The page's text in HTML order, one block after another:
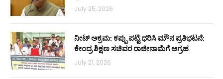
July 25, 2026
ನೀಟ್ ಅಕ್ರಮ: ಕಪ್ಪು ಪಟ್ಟಿ ಧರಿಸಿ ಮೌನ ಪ್ರತಿಭಟನೆ:
ಕೇಂದ್ರ ಶಿಕ್ಷಣ ಸಚಿವರ ರಾಜೀನಾಮೆಗೆ ಆಗ್ರಹ
July 21, 2026